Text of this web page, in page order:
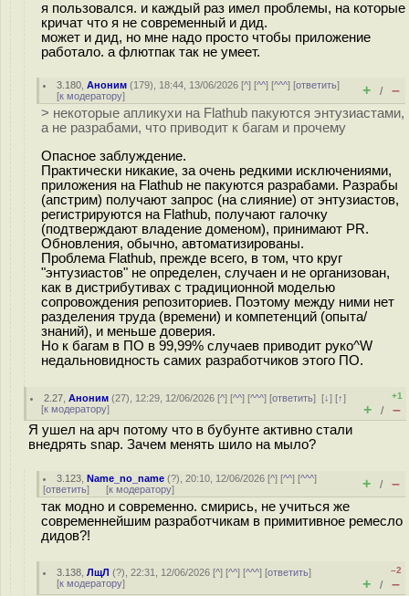
я пользовался. и каждый раз имел проблемы, на которые
кричат что я не современный и дид.
может и дид, но мне надо просто чтобы приложение
работало. а флютпак так не умеет.
3.180 ,Аноним (179), 18:44, 13/06/2026 [^] [^^] [^^^] [ответить]
[к модератору] + / –
> некоторые апликухи на Flathub пакуются энтузиастами,
а не разрабами, что приводит к багам и прочему
Опасное заблуждение.
Практически никакие, за очень редкими исключениями,
приложения на Flathub не пакуются разрабами. Разрабы
(апстрим) получают запрос (на слияние) от энтузиастов,
регистрируются на Flathub, получают галочку
(подтверждают владение доменом), принимают PR.
Обновления, обычно, автоматизированы.
Проблема Flathub, прежде всего, в том, что круг
"энтузиастов" не определен, случаен и не организован,
как в дистрибутивах с традиционной моделью
сопровождения репозиториев. Поэтому между ними нет
разделения труда (времени) и компетенций (опыта/
знаний), и меньше доверия.
Но к багам в ПО в 99,99% случаев приводит руко^W
недальновидность самих разработчиков этого ПО.
2.27 ,Аноним (27), 12:29, 12/06/2026 [^] [^^] [^^^] [ответить][↓] [↑]
[к модератору]
+1
+ / –
Я ушел на арч потому что в бубунте активно стали
внедрять snap. Зачем менять шило на мыло?
3.123 ,Name_no_name (?), 20:10, 12/06/2026 [^] [^^] [^^^]
[ответить] [к модератору] + / –
так модно и современно. смирись, не учиться же
современнейшим разработчикам в примитивное ремесло
дидов?!
3.138 ,ЛщЛ (?), 22:31, 12/06/2026 [^] [^^] [^^^] [ответить]
[к модератору]
–2
+ / –